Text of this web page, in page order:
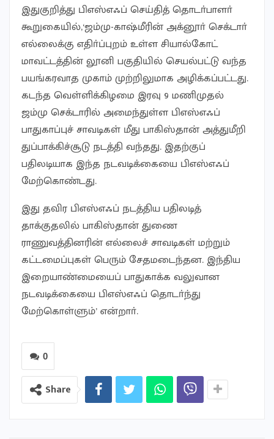
இதுகுறித்து பிஎஸ்எஃப் செய்தித் தொடா்பாளா்
கூறுகையில்,‘ஜம்மு-காஷ்மீரின் அக்னூா் செக்டாா்
எல்லைக்கு எதிா்ப்புறம் உள்ள சியால்கோட்
மாவட்டத்தின் லூனி பகுதியில் செயல்பட்டு வந்த
பயங்கரவாத முகாம் முற்றிலுமாக அழிக்கப்பட்டது.
கடந்த வெள்ளிக்கிழமை இரவு 9 மணிமுதல்
ஜம்மு செக்டாரில் அமைந்துள்ள பிஎஸ்எஃப்
பாதுகாப்புச் சாவடிகள் மீது பாகிஸ்தான் அத்துமீறி
துப்பாக்கிச்சூடு நடத்தி வந்தது. இதற்குப்
பதிலடியாக இந்த நடவடிக்கையை பிஎஸ்எஃப்
மேற்கொண்டது.
இது தவிர பிஎஸ்எஃப் நடத்திய பதிலடித்
தாக்குதலில் பாகிஸ்தான் துணை
ராணுவத்தினரின் எல்லைச் சாவடிகள் மற்றும்
கட்டமைப்புகள் பெரும் சேதமடைந்தன. இந்திய
இறையாண்மையைப் பாதுகாக்க வலுவான
நடவடிக்கையை பிஎஸ்எஃப் தொடா்ந்து
மேற்கொள்ளும்’ என்றாா்.
0
Share